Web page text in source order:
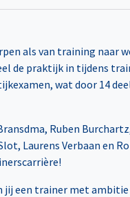
als van training naar
de praktijk in tijdens
wat door 14
Ruben
Laurens Verbaan en
een trainer met